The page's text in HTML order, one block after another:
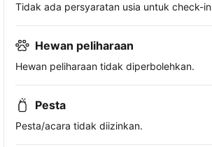
Tidak ada persyaratan usia untuk check-in
Hewan peliharaan
Hewan peliharaan tidak diperbolehkan.
Pesta
Pesta/acara tidak diizinkan.